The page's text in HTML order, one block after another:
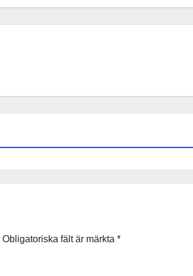
Obligatoriska fält är märkta *